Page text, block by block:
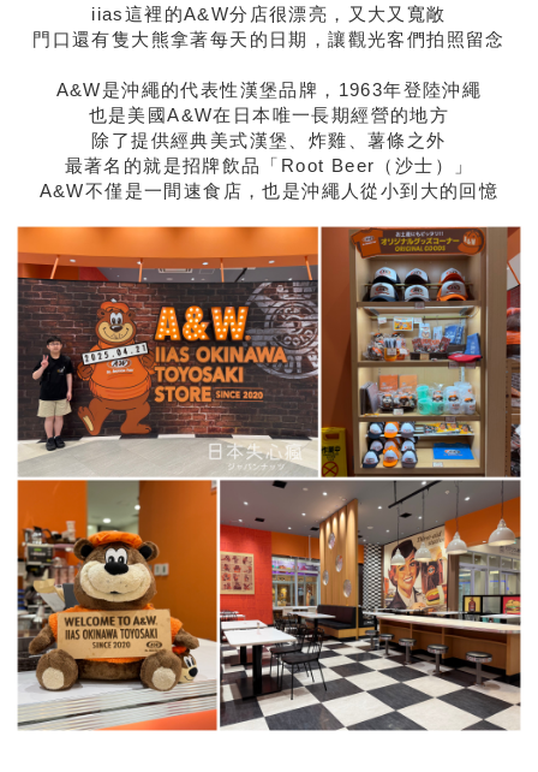
iias這裡的A&W分店很漂亮，又大又寬敞
門口還有隻大熊拿著每天的日期，讓觀光客們拍照留念
A&W是沖繩的代表性漢堡品牌，1963年登陸沖繩
也是美國A&W在日本唯一長期經營的地方
除了提供經典美式漢堡、炸雞、薯條之外
最著名的就是招牌飲品「Root Beer（沙士）」
A&W不僅是一間速食店，也是沖繩人從小到大的回憶